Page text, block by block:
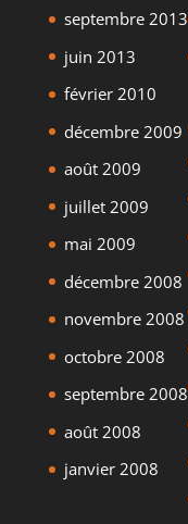
septembre 2013
juin 2013
février 2010
décembre 2009
août 2009
juillet 2009
mai 2009
décembre 2008
novembre 2008
octobre 2008
septembre 2008
août 2008
janvier 2008